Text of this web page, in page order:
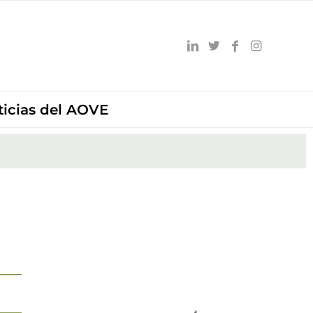
del AOVE